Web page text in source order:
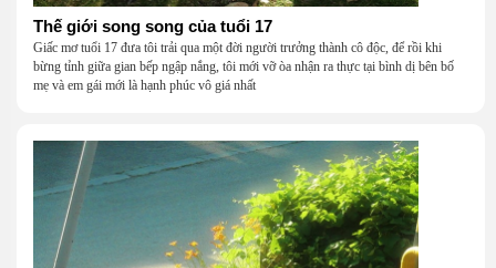
Thế giới song song của tuổi 17
Giấc mơ tuổi 17 đưa tôi trải qua một đời người trưởng thành cô độc, để rồi khi
bừng tỉnh giữa gian bếp ngập nắng, tôi mới vỡ òa nhận ra thực tại bình dị bên bố
mẹ và em gái mới là hạnh phúc vô giá nhất